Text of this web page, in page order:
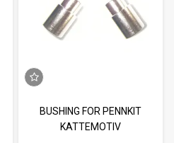
BUSHING FOR PENNKIT
KATTEMOTIV